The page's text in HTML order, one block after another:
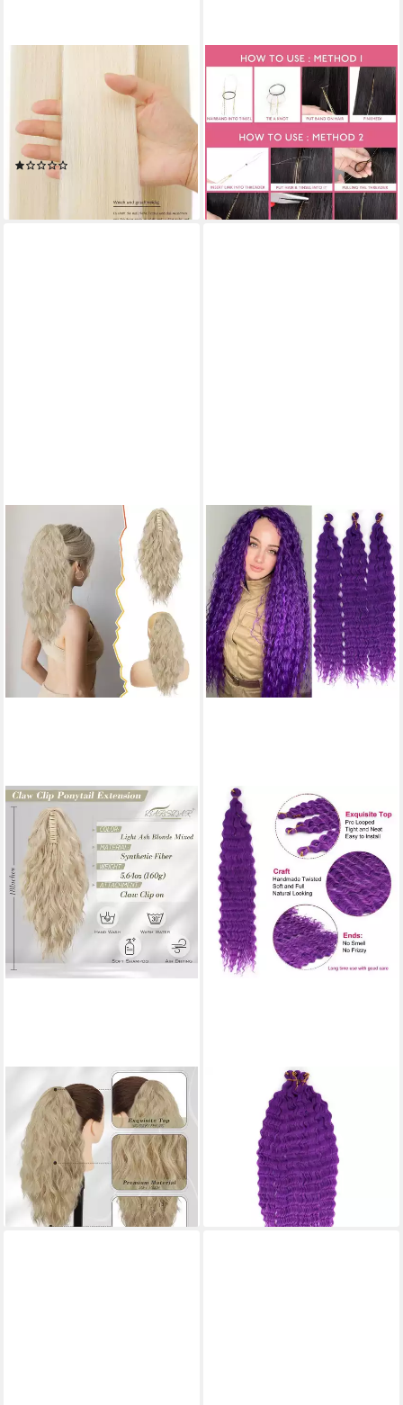
Kunsthaar-Extension
Haarverlängerung Clipin 5
Clips Weft Tresse Mesh 40cm
Blond
45,95 €
lieferbar - in 3-4 Werktagen bei dir
LUXUSKOLLEKTION
Kunsthaar-Extension Haar
Lametta Lila Glitzer
Haarsträhnen 120cm - 6er-
Pack T-#Lila
37,95 €
lieferbar - in 4-5 Werktagen bei dir
LUXUSKOLLEKTION
Kunsthaar-Extension Clip
Pferdeschwanz Verlängerung
45 cm lockig wellig
Haarverlängerung
51,95 €
lieferbar - in 5-6 Werktagen bei dir
LUXUSKOLLEKTION
Kunsthaar-Extension
Häkelzöpfe Twist
Haarverlängerungen 22 Zoll
dunkelviolett Lila
66,95 €
lieferbar - in 3-4 Werktagen bei dir